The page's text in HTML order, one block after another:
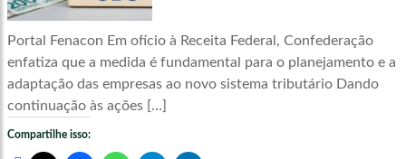
Portal Fenacon Em ofício à Receita Federal, Confederação
enfatiza que a medida é fundamental para o planejamento e a
adaptação das empresas ao novo sistema tributário Dando
continuação às ações […]
Compartilhe isso: